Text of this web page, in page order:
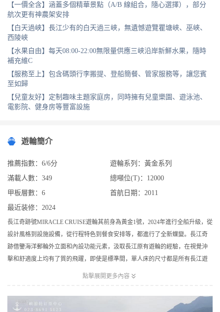
【一價全含】涵蓋多個精華景點（A/B 線組合，隨心選擇），部分
航次更有神農架安排
【白天過峽】長江少有的白天過三峽，無遺憾遊覽瞿塘峽、巫峽、
西陵峽
【水果自由】每天08:00-22:00無限量供應三峽沿岸新鮮水果，隨時
補充維C
【服務至上】包含碼頭行李搬提、登船簡餐、管家服務等，讓您賓
至如歸
【兒童友好】定制趣味主題家庭房，同時擁有兒童樂園、遊泳池、
電影院、健身房等豐富設施
遊輪簡介
推薦指數：6/6分
遊輪系列：黃金系列
滿載人數：349
總噸位(T)：12000
甲板層數：6
首航日期：2011
最近装修：2024
長江奇跡號MIRACLE CRUISE遊輪其前身為黃金1號，2024年進行全船升級，從
設計風格到設施設備，從行程特色到餐食安排等，都進行了全新蝶變。長江奇
跡借鑒海洋郵輪外立面和內設功能元素，汲取長江原有遊輪的經驗，在視覺沖
擊和舒適度上均有了質的飛躍，即使是標準間，單人床的尺寸都是所有長江遊
由】，無限量補充，讓賓客既能品味長江沿岸的特色水果風味，又能補充滿滿
的維C。長江奇跡首創【白天過三峽】，讓三峽之旅不再留有遺憾！還有一價全
點擊展開更多內容 